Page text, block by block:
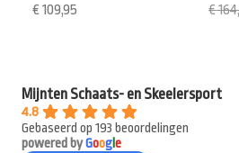
€
€ 109,95
Mijnten Schaats- en Skeelersport
4.8
Gebaseerd op 193 beoordelingen
powered byGooge